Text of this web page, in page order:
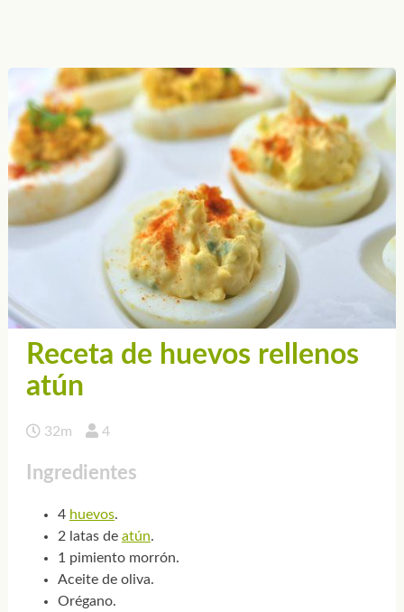
Receta de huevos rellenos
atún
32m 4
Ingredientes
4 huevos.
2 latas de atún.
1 pimiento morrón.
Aceite de oliva.
Orégano.